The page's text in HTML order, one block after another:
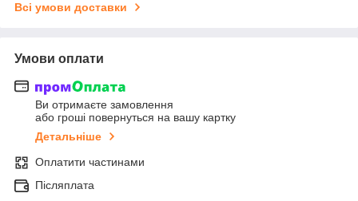
Всі умови доставки
Умови оплати
Ви отримаєте замовлення
або гроші повернуться на вашу картку
Детальніше
Оплатити частинами
Післяплата